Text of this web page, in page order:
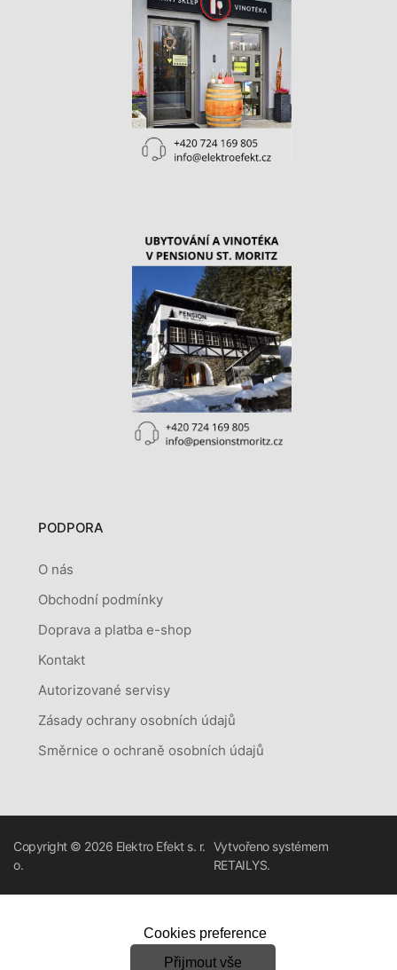
PODPORA
O nás
Obchodní podmínky
Doprava a platba e-shop
Kontakt
Autorizované servisy
Zásady ochrany osobních údajů
Směrnice o ochraně osobních údajů
Copyright © 2026 Elektro Efekt s. r.
o.
Vytvořeno systémem
RETAILYS.
Cookies preference
Přijmout vše